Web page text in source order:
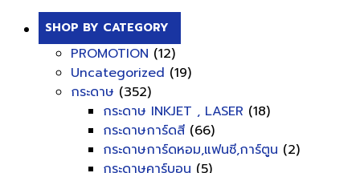
SHOP BY CATEGORY
PROMOTION (12)
Uncategorized (19)
กระดาษ (352)
กระดาษ INKJET , LASER (18)
กระดาษการ์ดสี (66)
กระดาษการ์ดหอม,แฟนซี,การ์ตูน (2)
กระดาษคาร์บอน (5)